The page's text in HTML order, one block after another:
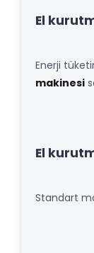
El
Enerji
makinesi
El
Standart